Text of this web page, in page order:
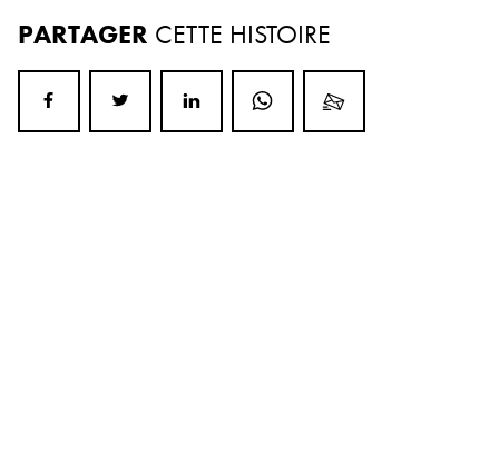
PARTAGER CETTE HISTOIRE